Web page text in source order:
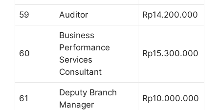
59 Auditor Rp14.200.000
60
Business
Performance
Services
Consultant
Rp15.300.000
61
Deputy Branch
Manager
Rp10.000.000